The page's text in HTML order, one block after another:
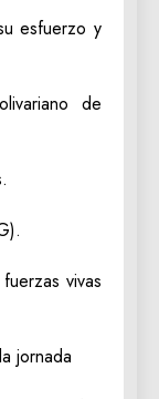
esfuerzo y
de
vivas
jornada